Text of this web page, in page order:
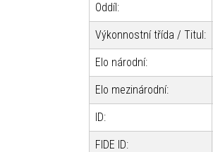
Oddíl:
Výkonnostní třída / Titul:
Elo národní:
Elo mezinárodní:
ID:
FIDE ID: